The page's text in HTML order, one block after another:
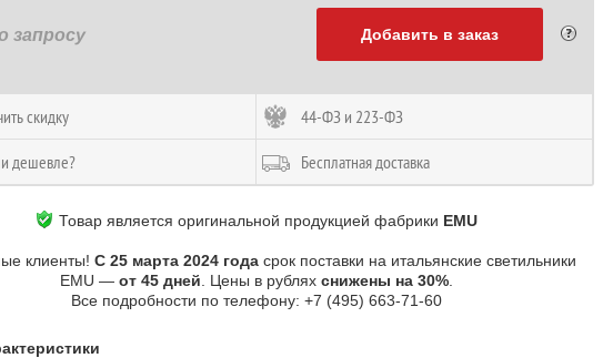
запросу Добавить в заказ
скидку 44-ФЗ и 223-ФЗ
дешевле? Бесплатная доставка
Товар является оригинальной продукцией фабрики EMU
клиенты! С 25 марта 2024 года срок поставки на итальянские светильники
EMU — от 45 дней . Цены в рублях снижены на 30%
Все подробности по телефону: +7 (495) 663-71-60